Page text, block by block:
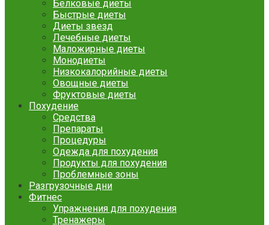
Белковые диеты
Быстрые диеты
Диеты звезд
Лечебные диеты
Маложирные диеты
Монодиеты
Низкокалорийные диеты
Овощные диеты
Фруктовые диеты
Похудение
Средства
Препараты
Процедуры
Одежда для похудения
Продукты для похудения
Проблемные зоны
Разгрузочные дни
Фитнес
Упражнения для похудения
Тренажеры